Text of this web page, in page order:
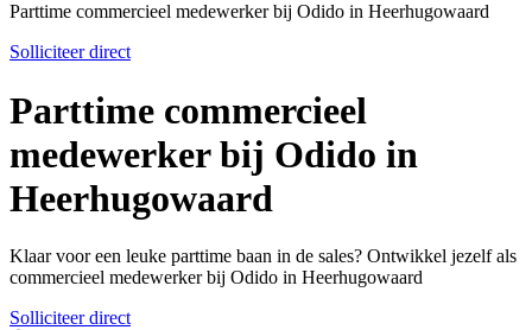
Parttime commercieel medewerker bij Odido in Heerhugowaard
Solliciteer direct
Parttime commercieel
medewerker bij Odido in
Heerhugowaard
Klaar voor een leuke parttime baan in de sales? Ontwikkel jezelf als
commercieel medewerker bij Odido in Heerhugowaard
Solliciteer direct